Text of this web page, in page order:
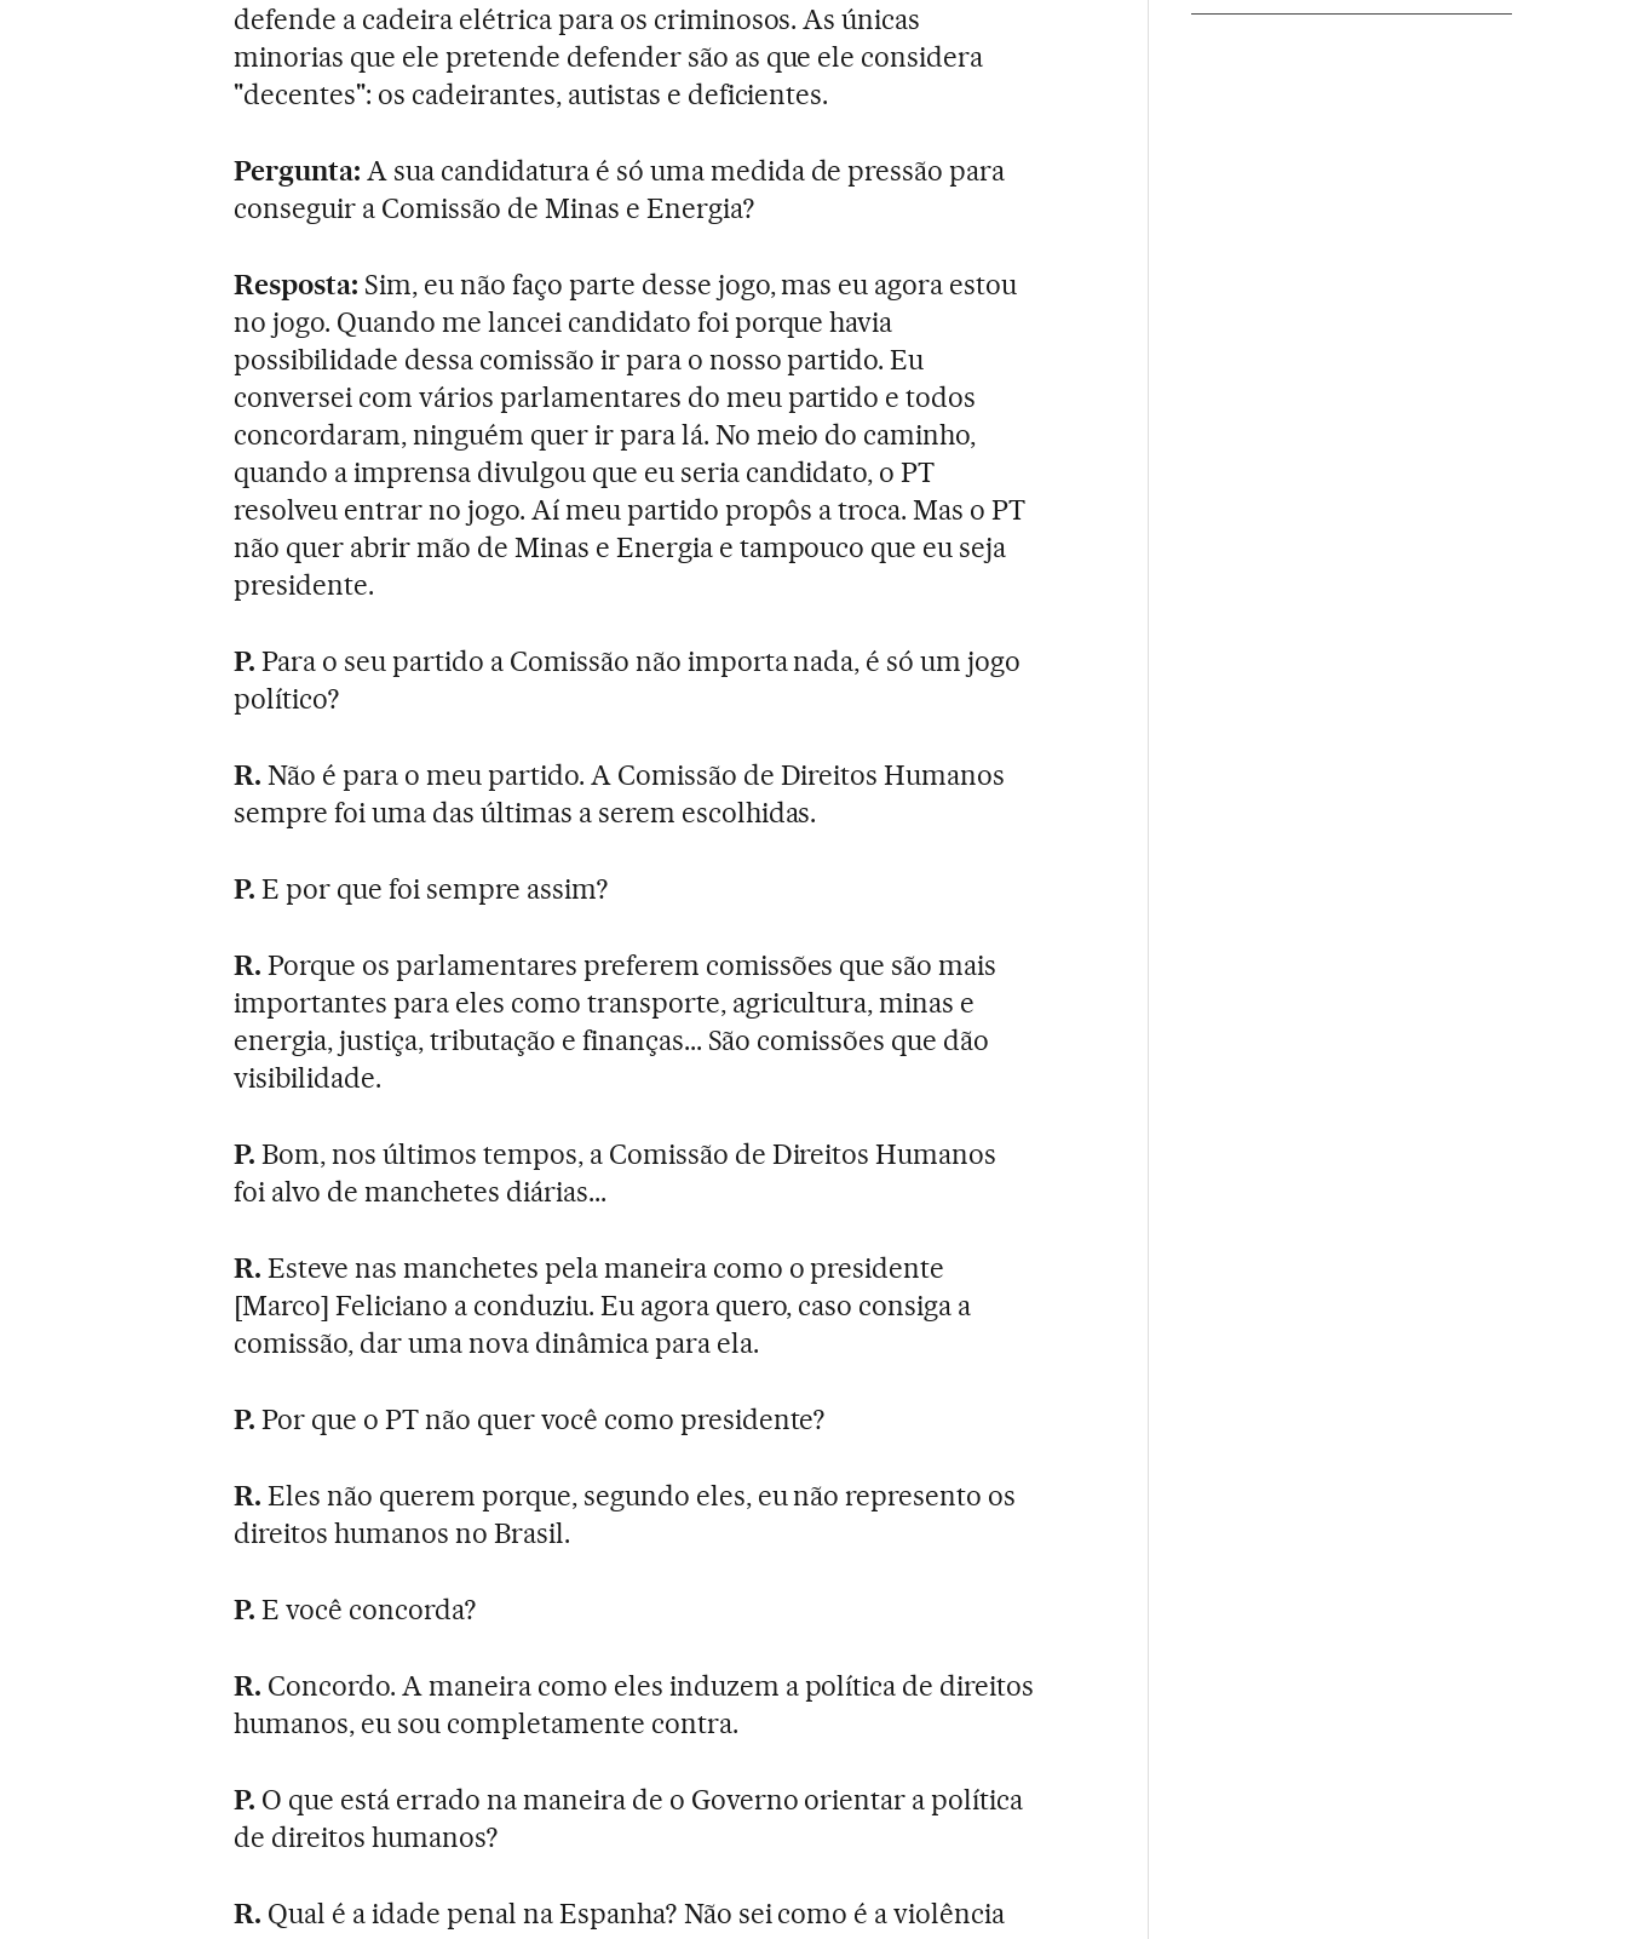
defende a cadeira elétrica para os criminosos. As únicas
minorias que ele pretende defender são as que ele considera
"decentes": os cadeirantes, autistas e deficientes.
Pergunta: A sua candidatura é só uma medida de pressão para
conseguir a Comissão de Minas e Energia?
Resposta: Sim, eu não faço parte desse jogo, mas eu agora estou
no jogo. Quando me lancei candidato foi porque havia
possibilidade dessa comissão ir para o nosso partido. Eu
conversei com vários parlamentares do meu partido e todos
concordaram, ninguém quer ir para lá. No meio do caminho,
quando a imprensa divulgou que eu seria candidato, o PT
resolveu entrar no jogo. Aí meu partido propôs a troca. Mas o PT
não quer abrir mão de Minas e Energia e tampouco que eu seja
presidente.
P. Para o seu partido a Comissão não importa nada, é só um jogo
político?
R. Não é para o meu partido. A Comissão de Direitos Humanos
sempre foi uma das últimas a serem escolhidas.
P. E por que foi sempre assim?
R. Porque os parlamentares preferem comissões que são mais
importantes para eles como transporte, agricultura, minas e
energia, justiça, tributação e finanças... São comissões que dão
visibilidade.
P. Bom, nos últimos tempos, a Comissão de Direitos Humanos
foi alvo de manchetes diárias...
R. Esteve nas manchetes pela maneira como o presidente
[Marco] Feliciano a conduziu. Eu agora quero, caso consiga a
comissão, dar uma nova dinâmica para ela.
P. Por que o PT não quer você como presidente?
R. Eles não querem porque, segundo eles, eu não represento os
direitos humanos no Brasil.
P. E você concorda?
R. Concordo. A maneira como eles induzem a política de direitos
humanos, eu sou completamente contra.
P. O que está errado na maneira de o Governo orientar a política
de direitos humanos?
R. Qual é a idade penal na Espanha? Não sei como é a violência